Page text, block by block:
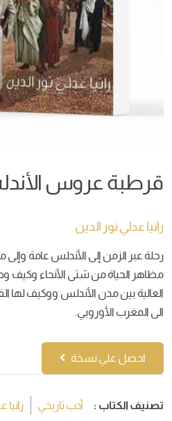
قرطبة عروس
رانيا عدلي نور الدين
رحلة عبر الزمن إلى الأندلس عامة
مظاهر الحياة من شتى الأنحاء وكيف
العالية بين مدن الأندلس ووكيف لها
الى المغرب الأوروبي.
احصل علي نسخة
تصنيف الكتاب : أدب تاريخي رانيا